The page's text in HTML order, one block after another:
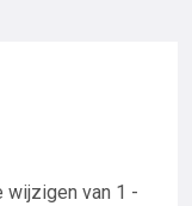
wijzigen van 1 -